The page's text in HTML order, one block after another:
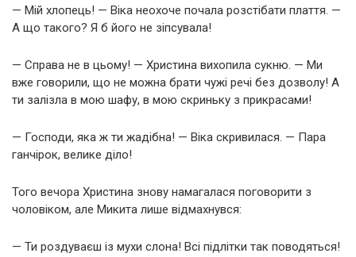
— Мій хлопець! — Віка неохоче почала розстібати плаття. —
А що такого? Я б його не зіпсувала!
— Справа не в цьому! — Христина вихопила сукню. — Ми
вже говорили, що не можна брати чужі речі без дозволу! А
ти залізла в мою шафу, в мою скриньку з прикрасами!
— Господи, яка ж ти жадібна! — Віка скривилася. — Пара
ганчірок, велике діло!
Того вечора Христина знову намагалася поговорити з
чоловіком, але Микита лише відмахнувся:
— Ти роздуваєш із мухи слона! Всі підлітки так поводяться!